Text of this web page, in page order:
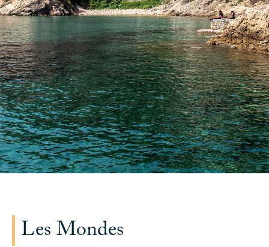
Les Mondes